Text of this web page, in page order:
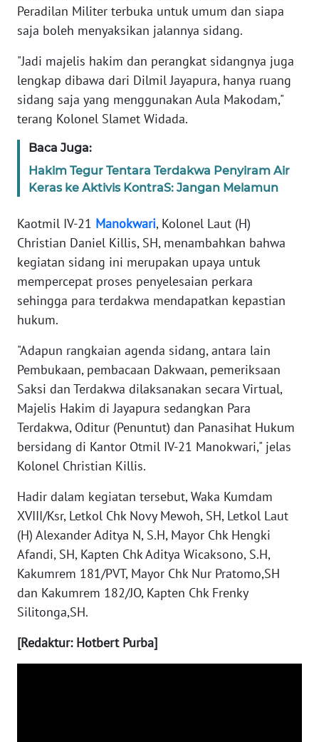
Peradilan Militer terbuka untuk umum dan siapa
saja boleh menyaksikan jalannya sidang.
"Jadi majelis hakim dan perangkat sidangnya juga
lengkap dibawa dari Dilmil Jayapura, hanya ruang
sidang saja yang menggunakan Aula Makodam,"
terang Kolonel Slamet Widada.
Baca Juga:
Hakim Tegur Tentara Terdakwa Penyiram Air
Keras ke Aktivis KontraS: Jangan Melamun
Kaotmil IV-21 Manokwari, Kolonel Laut (H)
Christian Daniel Killis, SH, menambahkan bahwa
kegiatan sidang ini merupakan upaya untuk
mempercepat proses penyelesaian perkara
sehingga para terdakwa mendapatkan kepastian
hukum.
"Adapun rangkaian agenda sidang, antara lain
Pembukaan, pembacaan Dakwaan, pemeriksaan
Saksi dan Terdakwa dilaksanakan secara Virtual,
Majelis Hakim di Jayapura sedangkan Para
Terdakwa, Oditur (Penuntut) dan Panasihat Hukum
bersidang di Kantor Otmil IV-21 Manokwari," jelas
Kolonel Christian Killis.
Hadir dalam kegiatan tersebut, Waka Kumdam
XVIII/Ksr, Letkol Chk Novy Mewoh, SH, Letkol Laut
(H) Alexander Aditya N, S.H, Mayor Chk Hengki
Afandi, SH, Kapten Chk Aditya Wicaksono, S.H,
Kakumrem 181/PVT, Mayor Chk Nur Pratomo,SH
dan Kakumrem 182/JO, Kapten Chk Frenky
Silitonga,SH.
[Redaktur: Hotbert Purba]
WN
PAPUA
WN
RIAU
SERAMBI
WN
WN
SULTRA
WN
WN
SULTENG
WN
SULBAR
WN
BABEL
SUMBAR
WN
SUMSEL
WN
WN